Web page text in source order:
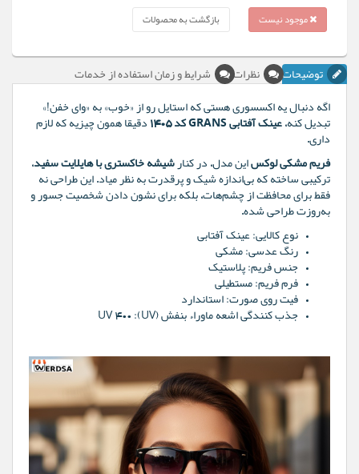
موجود نیست بازگشت به محصولات
توضیحات نظرات شرایط و زمان استفاده از خدمات
اگه دنبال یه اکسسوری هستی که استایل رو از «خوب» به «وای خفن!»
تبدیل کنه، عینک آفتابی GRANS کد 1405
دقیقا همون چیزیه که لازم
داری.
فریم مشکی لوکس این مدل، در کنار شیشه خاکستری با هایلایت سفید،
ترکیبی ساخته که بی‌اندازه شیک و پرقدرت به نظر میاد. این طراحی نه
فقط برای محافظت از چشم‌هات، بلکه برای نشون دادن شخصیت جسور و
به‌روزت طراحی شده.
نوع کالایی: عینک آفتابی
رنگ عدسی: مشکی
جنس فریم: پلاستیک
فرم فریم: مستطیلی
فیت روی صورت: استاندارد
جذب کنندگی اشعه ماوراء بنفش (UV):
UV 400